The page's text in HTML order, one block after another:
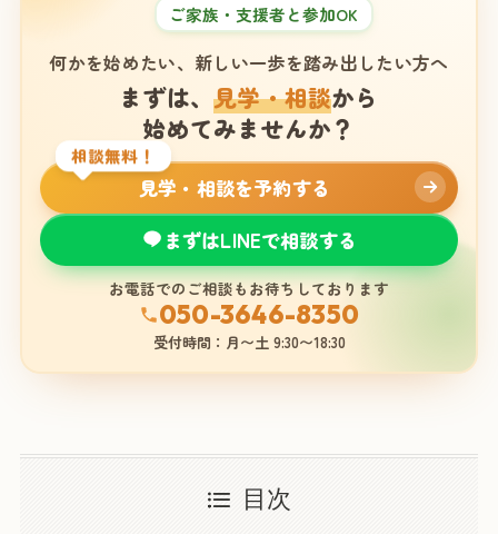
ご家族・支援者と参加OK
何かを始めたい、新しい一歩を踏み出したい方へ
まずは、見学・相談から
始めてみませんか？
相談無料！
見学・相談を予約する
まずはLINEで相談する
お電話でのご相談もお待ちしております
050-3646-8350
受付時間：月〜土 9:30〜18:30
目次